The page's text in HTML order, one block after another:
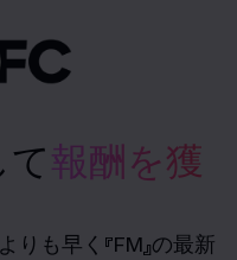
報酬を獲
も早く『FM』の最新